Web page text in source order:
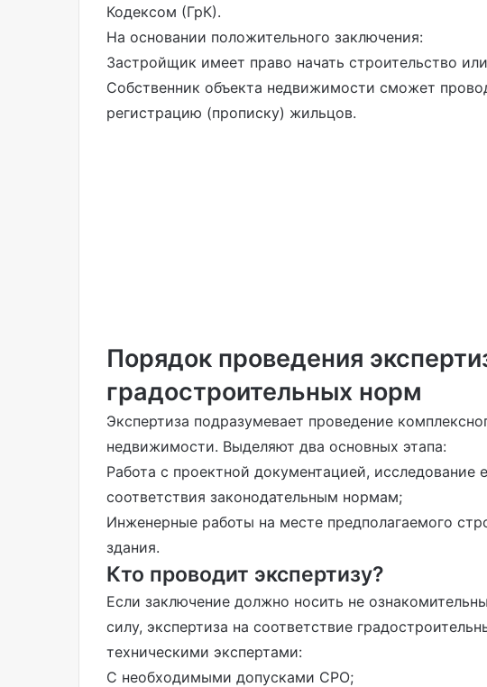
Кодексом (ГрК).
На основании положительного заключения:
Застройщик имеет право начать строительство
Собственник объекта недвижимости сможет
регистрацию (прописку) жильцов.
Порядок проведения
градостроительных норм
Экспертиза подразумевает проведение
недвижимости. Выделяют два основных этапа:
Работа с проектной документацией, исследование
соответствия законодательным нормам;
Инженерные работы на месте предполагаемого
здания.
Кто проводит экспертизу?
Если заключение должно носить не
силу, экспертиза на соответствие
техническими экспертами:
С необходимыми допусками СРО;